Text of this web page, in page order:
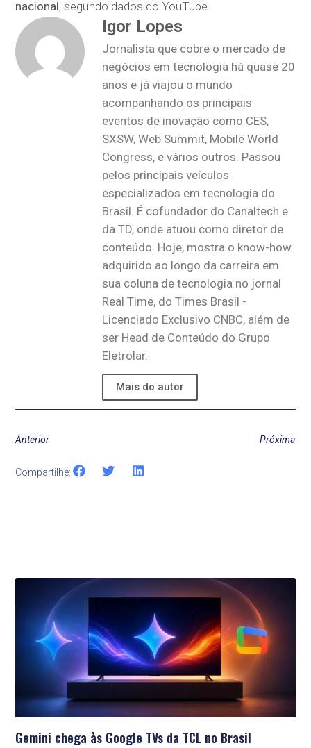
nacional, segundo dados do YouTube.
Igor Lopes
Jornalista que cobre o mercado de
negócios em tecnologia há quase 20
anos e já viajou o mundo
acompanhando os principais
eventos de inovação como CES,
SXSW, Web Summit, Mobile World
Congress, e vários outros. Passou
pelos principais veículos
especializados em tecnologia do
Brasil. É cofundador do Canaltech e
da TD, onde atuou como diretor de
conteúdo. Hoje, mostra o know-how
adquirido ao longo da carreira em
sua coluna de tecnologia no jornal
Real Time, do Times Brasil -
Licenciado Exclusivo CNBC, além de
ser Head de Conteúdo do Grupo
Eletrolar.
Mais do autor
Anterior Próxima
Compartilhe:
Últimas Notícias
Gemini chega às Google TVs da TCL no Brasil